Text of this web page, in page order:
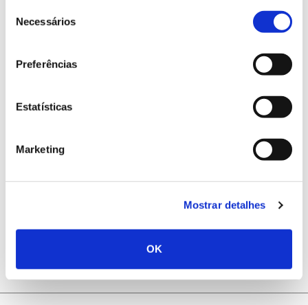
Necessários
Preferências
Estatísticas
Marketing
Mostrar detalhes
OK
02.07.2026
Registar galhas de Trichi em acácia-das-espigas:
cidadãos chamados a ajudar
Natureza e florestas procuram jovens voluntários
no verão 2026